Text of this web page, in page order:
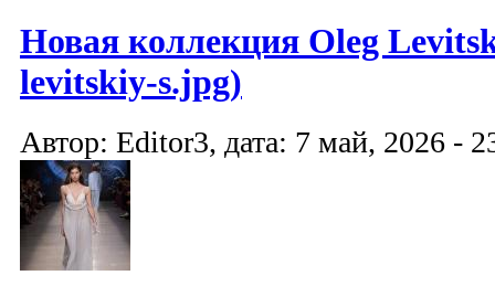
Новая коллекция Oleg
levitskiy-s.jpg)
Автор: Editor3, дата: 7 май, 2026 -